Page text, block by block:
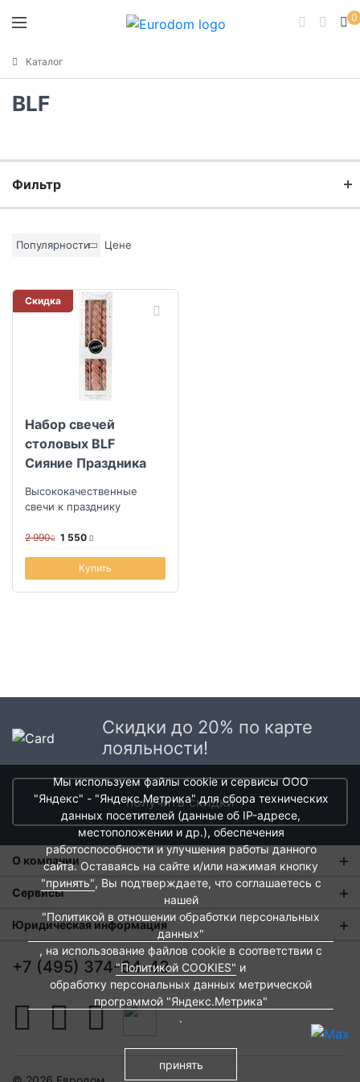
0
Каталог
BLF
Фильтр
Скидка
Популярности Цене
Скидка
Набор свечей
столовых BLF
Сияние Праздника
Высококачественные
свечи к празднику
2 990 1 550
Купить
Скидки до 20% по карте
лояльности!
получить скидки
О компании
О нас
Магазины
Новости
Контакты
Вакансии
Сервисы
Оплата и тарифы доставки
Обмен и возврат
Евродом-бонус
Подарочные сертификаты
Юридическая информация
Пользовательское соглашение
Политика обработки персональных данных
Политика cookies
+7 (495) 374-64-43
Мы используем файлы cookie и сервисы ООО
"Яндекс" - "Яндекс.Метрика" для сбора технических
данных посетителей (данные об IP-адресе,
местоположении и др.), обеспечения
работоспособности и улучшения работы данного
сайта. Оставаясь на сайте и/или нажимая кнопку
"принять", Вы подтверждаете, что соглашаетесь с
нашей
"Политикой в отношении обработки персональных
данных"
, на использование файлов cookie в соответствии с
"Политикой COOKIES" и
обработку персональных данных метрической
программой "Яндекс.Метрика"
.
принять